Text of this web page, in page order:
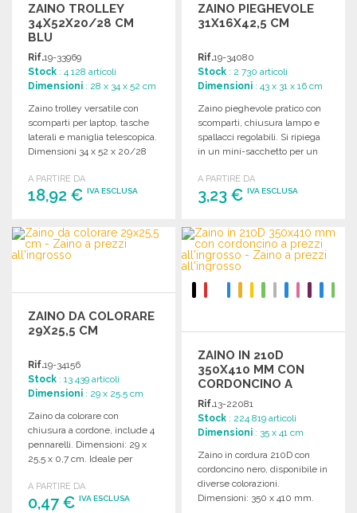
ZAINO TROLLEY
34X52X20/28 CM
BLU
Rif.19-33969
Stock : 4 128 articoli
Dimensioni : 28 x 34 x 52 cm
Zaino trolley versatile con
scomparti per laptop, tasche
laterali e maniglia telescopica.
Dimensioni 34 x 52 x 20/28
A PARTIRE DA
18,92 € IVA ESCLUSA
ORDINARE
Richiedi un preventivo
ZAINO PIEGHEVOLE
31X16X42,5 CM
Rif.19-34080
Stock : 2 730 articoli
Dimensioni : 43 x 31 x 16 cm
Zaino pieghevole pratico con
scomparti, chiusura lampo e
spallacci regolabili. Si ripiega
in un mini-sacchetto per un
A PARTIRE DA
3,23 €IVA ESCLUSA
ORDINARE
Richiedi un preventivo
ZAINO DA COLORARE
29X25,5 CM
Rif.19-34156
Stock : 13 439 articoli
Dimensioni : 29 x 25.5 cm
Zaino da colorare con
chiusura a cordone, include 4
pennarelli. Dimensioni: 29 x
25,5 x 0,7 cm. Ideale per
A PARTIRE DA
0,47 € IVA ESCLUSA
ZAINO IN 210D
350X410 MM CON
CORDONCINO A
PREZZI
ALL'INGROSSO
Rif.13-22081
Stock : 224 819 articoli
Dimensioni : 35 x 41 cm
Zaino in cordura 210D con
cordoncino nero, disponibile in
diverse colorazioni.
Dimensioni: 350 x 410 mm.